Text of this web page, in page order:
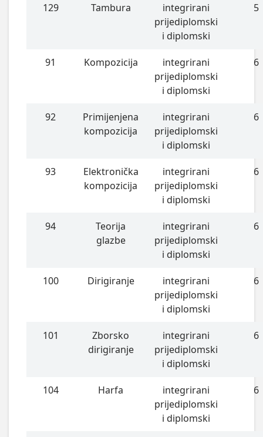
129 Tambura
integrirani
prijediplomski
i diplomski
5
91 Kompozicija
integrirani
prijediplomski
i diplomski
6
92
Primijenjena
kompozicija
integrirani
prijediplomski
i diplomski
6
93
Elektronička
kompozicija
integrirani
prijediplomski
i diplomski
6
94
Teorija
glazbe
integrirani
prijediplomski
i diplomski
6
100 Dirigiranje
integrirani
prijediplomski
i diplomski
6
101
Zborsko
dirigiranje
integrirani
prijediplomski
i diplomski
6
104 Harfa
integrirani
prijediplomski
i diplomski
6